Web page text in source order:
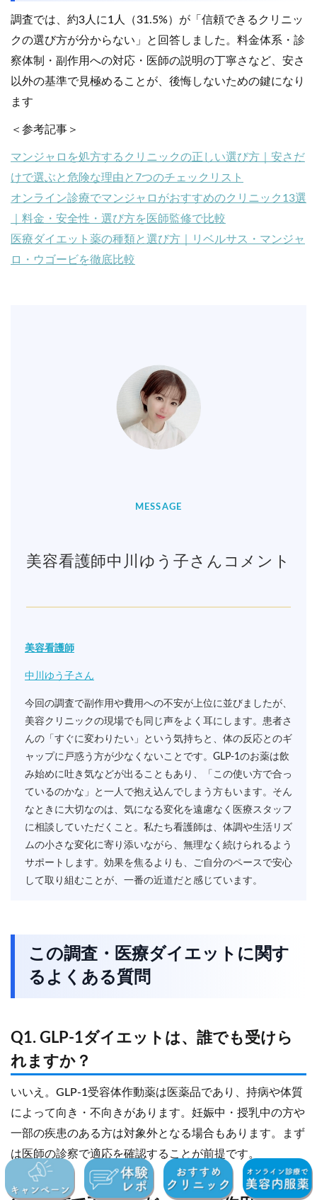
調査では、約3人に1人（31.5%）が「信頼できるクリニッ
クの選び方が分からない」と回答しました。料金体系・診
察体制・副作用への対応・医師の説明の丁寧さなど、安さ
以外の基準で見極めることが、後悔しないための鍵になり
ます
＜参考記事＞
マンジャロを処方するクリニックの正しい選び方｜安さだ
けで選ぶと危険な理由と7つのチェックリスト
オンライン診療でマンジャロがおすすめのクリニック13選
｜料金・安全性・選び方を医師監修で比較
医療ダイエット薬の種類と選び方｜リベルサス・マンジャ
ロ・ウゴービを徹底比較
MESSAGE
美容看護師中川ゆう子さんコメント
美容看護師
中川ゆう子さん
今回の調査で副作用や費用への不安が上位に並びましたが、
美容クリニックの現場でも同じ声をよく耳にします。患者さ
んの「すぐに変わりたい」という気持ちと、体の反応とのギ
ャップに戸惑う方が少なくないことです。GLP-1のお薬は飲
み始めに吐き気などが出ることもあり、「この使い方で合っ
ているのかな」と一人で抱え込んでしまう方もいます。そん
なときに大切なのは、気になる変化を遠慮なく医療スタッフ
に相談していただくこと。私たち看護師は、体調や生活リズ
ムの小さな変化に寄り添いながら、無理なく続けられるよう
サポートします。効果を焦るよりも、ご自分のペースで安心
して取り組むことが、一番の近道だと感じています。
この調査・医療ダイエットに関す
るよくある質問
Q1. GLP-1ダイエットは、誰でも受けら
れますか？
いいえ。GLP-1受容体作動薬は医薬品であり、持病や体質
によって向き・不向きがあります。妊娠中・授乳中の方や
一部の疾患のある方は対象外となる場合もあります。まず
は医師の診察で適応を確認することが前提です。